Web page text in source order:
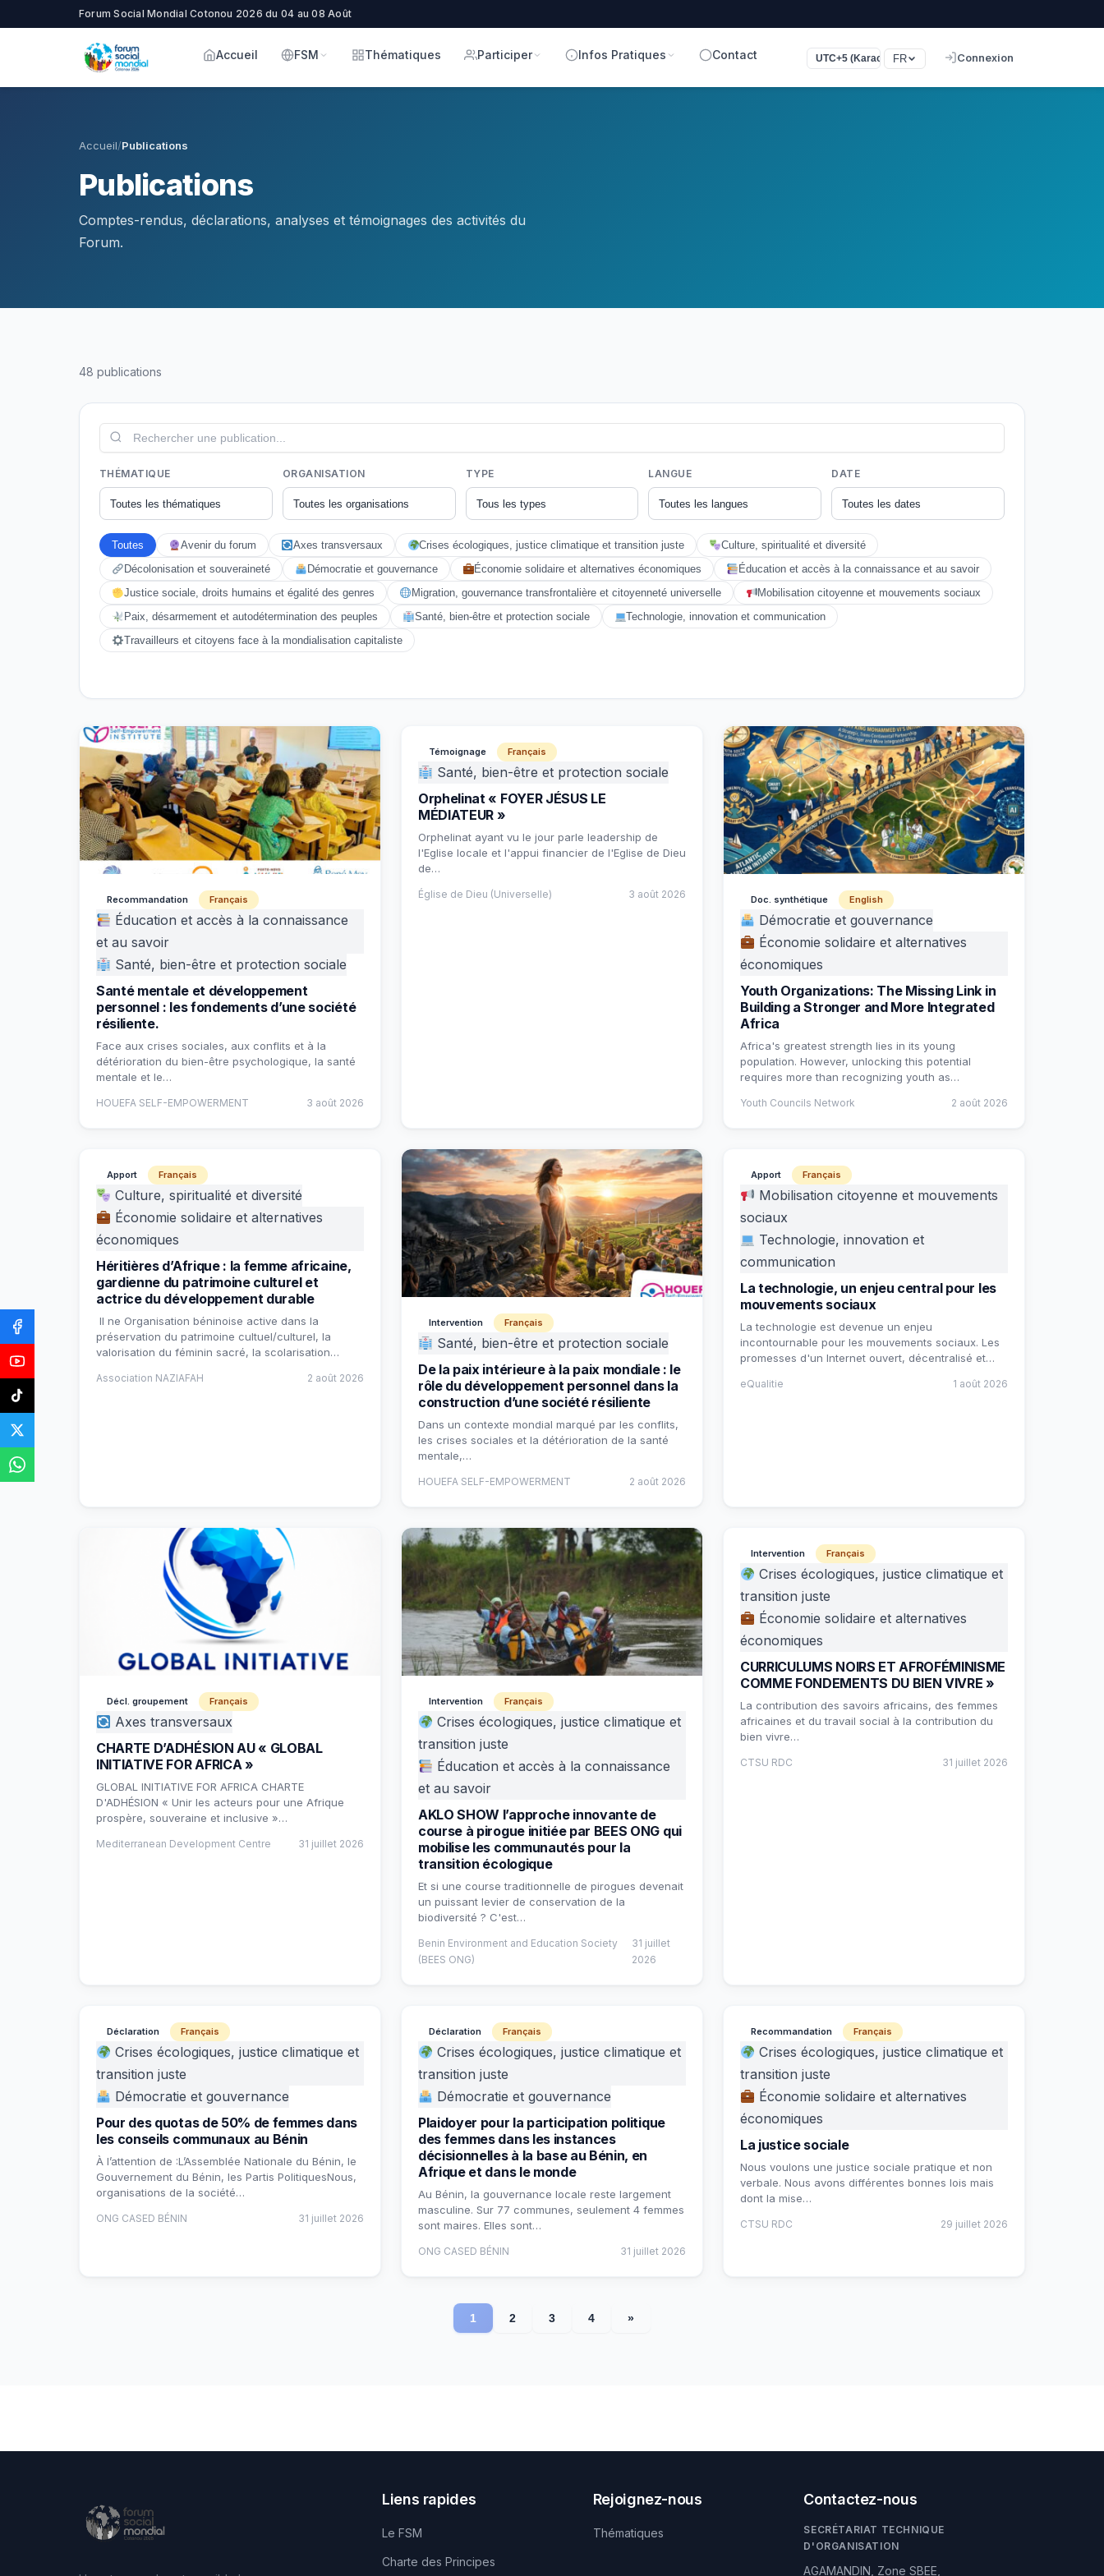
Forum Social Mondial Cotonou 2026 du 04 au 08 Août
Accueil FSM Thématiques Participer Infos Pratiques Contact UTC+5 (Karachi) FR Connexion
Accueil/Publications
Publications
Comptes-rendus, déclarations, analyses et témoignages des activités du
Forum.
48 publications
THÉMATIQUE ORGANISATION TYPE LANGUE DATE
Toutes Avenir du forum Axes transversaux Crises écologiques, justice climatique et transition juste
Culture, spiritualité et diversité
Décolonisation et souveraineté
Démocratie et gouvernance Économie solidaire et alternatives économiques
Éducation et accès à la connaissance et au savoir
Justice sociale, droits humains et égalité des genres
Migration, gouvernance transfrontalière et citoyenneté universelle
Mobilisation citoyenne et mouvements sociaux
Paix, désarmement et autodétermination des peuples
Santé, bien-être et protection sociale
Technologie, innovation et communication
Travailleurs et citoyens face à la mondialisation capitaliste
Recommandation Français
Éducation et accès à la connaissance
et au savoir
Santé, bien-être et protection sociale
Santé mentale et développement
personnel : les fondements d’une société
résiliente.
Face aux crises sociales, aux conflits et à la
détérioration du bien-être psychologique, la santé
mentale et le…
HOUEFA SELF-EMPOWERMENT 3 août 2026
Témoignage Français
Santé, bien-être et protection sociale
Orphelinat « FOYER JÉSUS LE
MÉDIATEUR »
Orphelinat ayant vu le jour parle leadership de
l'Eglise locale et l'appui financier de l'Eglise de Dieu
de…
Église de Dieu (Universelle) 3 août 2026 Doc. synthétique English
Démocratie et gouvernance
Économie solidaire et alternatives
économiques
Youth Organizations: The Missing Link in
Building a Stronger and More Integrated
Africa
Africa's greatest strength lies in its young
population. However, unlocking this potential
requires more than recognizing youth as…
Youth Councils Network 2 août 2026
Apport Français
Culture, spiritualité et diversité
Économie solidaire et alternatives
économiques
Héritières d’Afrique : la femme africaine,
gardienne du patrimoine culturel et
actrice du développement durable
Il ne Organisation béninoise active dans la
préservation du patrimoine cultuel/culturel, la
valorisation du féminin sacré, la scolarisation…
Association NAZIAFAH 2 août 2026
Intervention Français
Santé, bien-être et protection sociale
De la paix intérieure à la paix mondiale : le
rôle du développement personnel dans la
construction d’une société résiliente
Dans un contexte mondial marqué par les conflits,
les crises sociales et la détérioration de la santé
mentale,…
HOUEFA SELF-EMPOWERMENT 2 août 2026
Apport Français
Mobilisation citoyenne et mouvements
sociaux
Technologie, innovation et
communication
La technologie, un enjeu central pour les
mouvements sociaux
La technologie est devenue un enjeu
incontournable pour les mouvements sociaux. Les
promesses d'un Internet ouvert, décentralisé et…
eQualitie 1 août 2026
Décl. groupement Français
Axes transversaux
CHARTE D’ADHÉSION AU « GLOBAL
INITIATIVE FOR AFRICA »
GLOBAL INITIATIVE FOR AFRICA CHARTE
D'ADHÉSION « Unir les acteurs pour une Afrique
prospère, souveraine et inclusive »…
Mediterranean Development Centre 31 juillet 2026
Intervention Français
Crises écologiques, justice climatique et
transition juste
Éducation et accès à la connaissance
et au savoir
AKLO SHOW l’approche innovante de
course à pirogue initiée par BEES ONG qui
mobilise les communautés pour la
transition écologique
Et si une course traditionnelle de pirogues devenait
un puissant levier de conservation de la
biodiversité ? C'est…
Benin Environment and Education Society
(BEES ONG)
31 juillet
2026
Intervention Français
Crises écologiques, justice climatique et
transition juste
Économie solidaire et alternatives
économiques
CURRICULUMS NOIRS ET AFROFÉMINISME
COMME FONDEMENTS DU BIEN VIVRE »
La contribution des savoirs africains, des femmes
africaines et du travail social à la contribution du
bien vivre…
CTSU RDC 31 juillet 2026
Déclaration Français
Crises écologiques, justice climatique et
transition juste
Démocratie et gouvernance
Pour des quotas de 50% de femmes dans
les conseils communaux au Bénin
À l’attention de :L’Assemblée Nationale du Bénin, le
Gouvernement du Bénin, les Partis PolitiquesNous,
organisations de la société…
ONG CASED BÉNIN 31 juillet 2026
Déclaration Français
Crises écologiques, justice climatique et
transition juste
Démocratie et gouvernance
Plaidoyer pour la participation politique
des femmes dans les instances
décisionnelles à la base au Bénin, en
Afrique et dans le monde
Au Bénin, la gouvernance locale reste largement
masculine. Sur 77 communes, seulement 4 femmes
sont maires. Elles sont…
ONG CASED BÉNIN 31 juillet 2026
Recommandation Français
Crises écologiques, justice climatique et
transition juste
Économie solidaire et alternatives
économiques
La justice sociale
Nous voulons une justice sociale pratique et non
verbale. Nous avons différentes bonnes lois mais
dont la mise…
CTSU RDC 29 juillet 2026
1 2 3 4 »
Liens rapides
Le FSM
Charte des Principes
Rejoignez-nous
Thématiques
Contactez-nous
SECRÉTARIAT TECHNIQUE
D'ORGANISATION
AGAMANDIN, Zone SBEE,